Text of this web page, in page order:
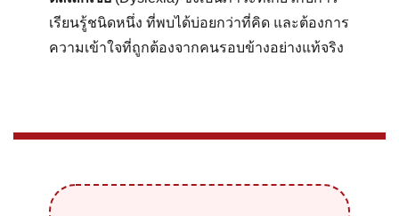
เรียนรู้ชนิดหนึ่ง ที่พบได้บ่อยกว่าที่คิด และต้องการ
ความเข้าใจที่ถูกต้องจากคนรอบข้างอย่างแท้จริง